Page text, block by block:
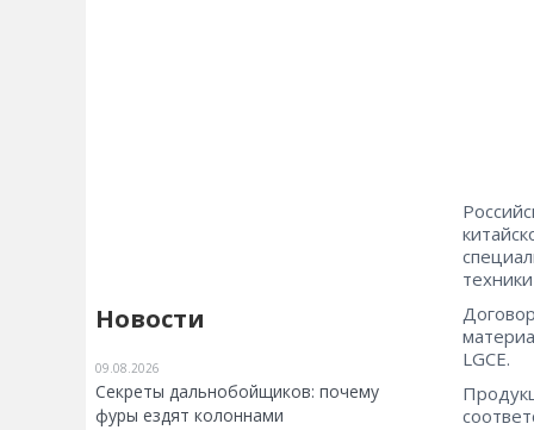
Новости
09.08.2026
Секреты дальнобойщиков: почему
фуры ездят колоннами
LGCE.